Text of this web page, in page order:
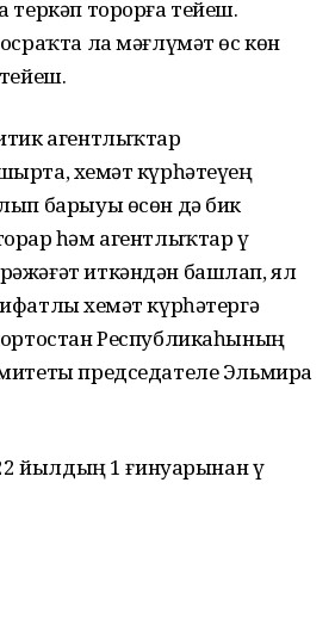
теркәп торорға тейеш.
ла мәғлүмәт өс көн
агентлыҡтар
хеҙмәт күрһәтеүҙең
барыуы өсөн дә бик
һәм агентлыҡтар үҙ
иткәндән башлап, ял
хеҙмәт күрһәтергә
Республикаһының
председателе Эльмира
йылдың 1 ғинуарынан үҙ